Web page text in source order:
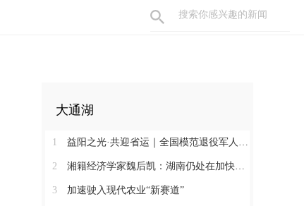
大通湖
1 益阳之光·共迎省运｜全国模范退役军人许国良的乡村美育之路
2 湘籍经济学家魏后凯：湖南仍处在加快发展的过程中
3 加速驶入现代农业“新赛道”